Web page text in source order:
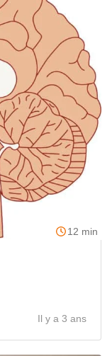
12 min
Il y a 3 ans